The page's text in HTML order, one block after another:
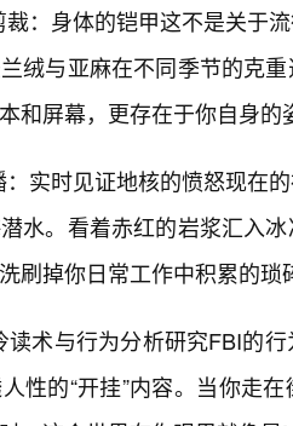
：身体的铠甲这不是关于
绒与亚麻在不同季节的克
和屏幕，更存在于你自身的
实时见证地核的愤怒现在
水。看着赤红的岩浆汇入
刷掉你日常工作中积累的琐
读术与行为分析研究FBI的
性的“开挂”内容。当你走